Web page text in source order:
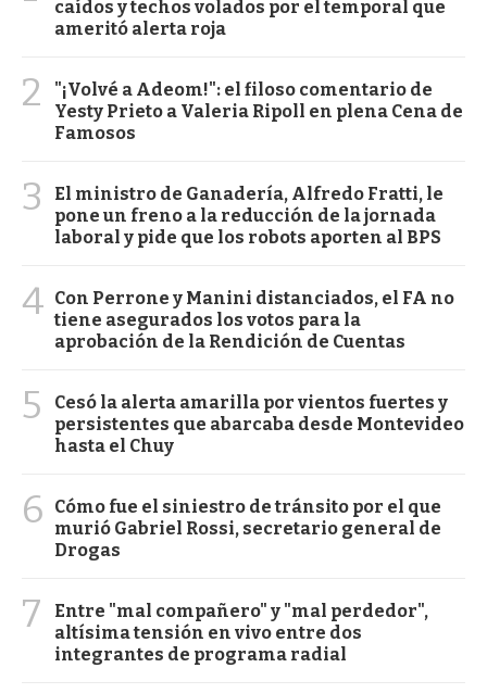
caídos y techos volados por el temporal que
ameritó alerta roja
2
"¡Volvé a Adeom!": el filoso comentario de
Yesty Prieto a Valeria Ripoll en plena Cena de
Famosos
3
El ministro de Ganadería, Alfredo Fratti, le
pone un freno a la reducción de la jornada
laboral y pide que los robots aporten al BPS
4 Con Perrone y Manini distanciados, el FA no
tiene asegurados los votos para la
aprobación de la Rendición de Cuentas
5
Cesó la alerta amarilla por vientos fuertes y
persistentes que abarcaba desde Montevideo
hasta el Chuy
6
Cómo fue el siniestro de tránsito por el que
murió Gabriel Rossi, secretario general de
Drogas
7
Entre "mal compañero" y "mal perdedor",
altísima tensión en vivo entre dos
integrantes de programa radial